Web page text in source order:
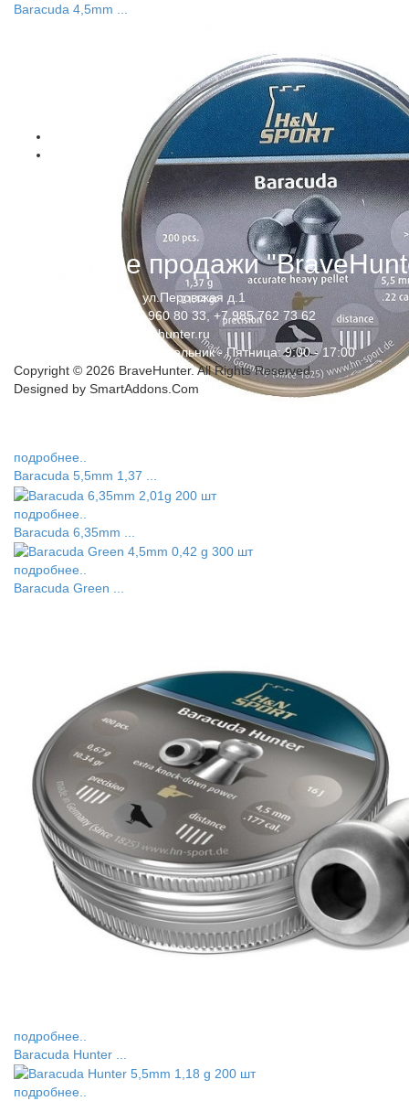
Baracuda 4,5mm ...
подробнее..
Baracuda 5,5mm 1,37 ...
подробнее..
Baracuda 6,35mm ...
подробнее..
Baracuda Green ...
подробнее..
Baracuda Hunter ...
подробнее..
Оптовые продажи
Москва, ул.Перовская д.1
+7 985 960 80 33,+7 985 762 73 62
order@bravehunter.ru
Понедельник - Пятница: 9:00 - 17:00
Copyright © 2026 BraveHunter. All Rights Reserved
Designed by SmartAddons.Com